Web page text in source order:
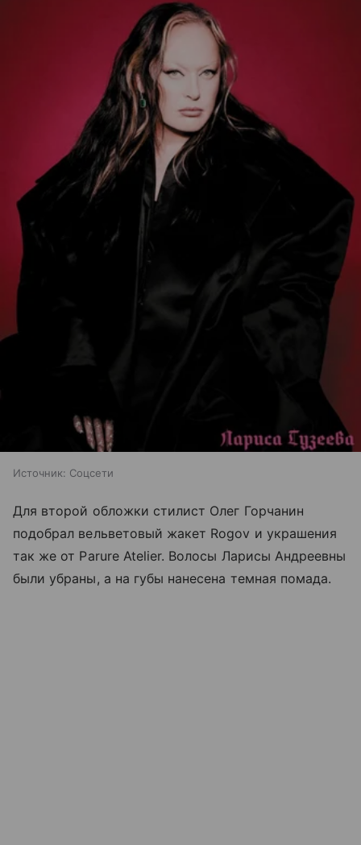
Источник: Соцсети
Для второй обложки стилист Олег Горчанин
подобрал вельветовый жакет Rogov и украшения
так же от Parure Atelier. Волосы Ларисы Андреевны
были убраны, а на губы нанесена темная помада.